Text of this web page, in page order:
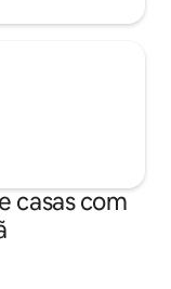
casas com